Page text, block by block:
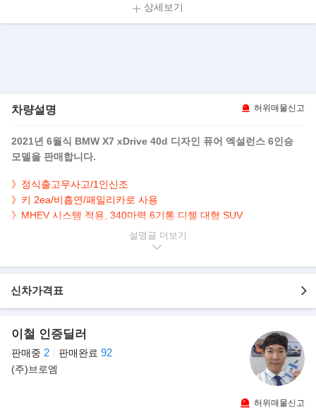
상세보기
차량설명 허위매물신고
2021년 6월식 BMW X7 xDrive 40d 디자인 퓨어 엑설런스 6인승
모델을 판매합니다.
》정식출고무사고/1인신조
》키 2ea/비흡연/패밀리카로 사용
》 MHEV 시스템 적용, 340마력 6기통 디젤 대형 SUV
- 39,000km 실주행
- xDrive 시스템, 340마력 6기통 디젤 대형 SUV
- 옵션으로 네비/HUD/어라운드뷰/파노라마/뒷좌석 모니터/열선,통
풍,전동,메모리 시트 등..
설명글
신차가격표
이철 인증딜러
판매중 2 판매완료 92
(주)브로엠
허위매물신고